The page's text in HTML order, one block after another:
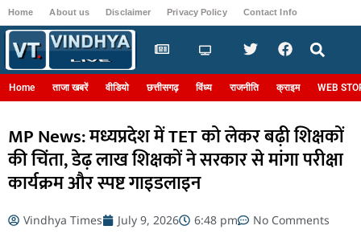
Home About us Disclaimer Privacy Policy Contact Info
Home ताजा खबरें वीडियो छत्तीसगढ़ विंध्य राजनीति क्राइम WEB
MP News: मध्यप्रदेश में TET को लेकर बढ़ी शिक्षकों
की चिंता, डेढ़ लाख शिक्षकों ने सरकार से मांगा परीक्षा
कार्यक्रम और स्पष्ट गाइडलाइन
Vindhya Times July 9, 2026 6:48 pm No Comments